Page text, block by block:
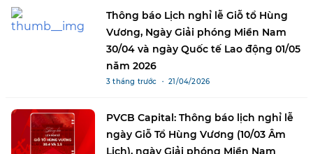
Thông báo Lịch nghỉ lễ Giỗ tổ Hùng
Vương, Ngày Giải phóng Miền Nam
30/04 và ngày Quốc tế Lao động 01/05
năm 2026
3 tháng trước ・ 21/04/2026
PVCB Capital: Thông báo lịch nghỉ lễ
ngày Giỗ Tổ Hùng Vương (10/03 Âm
Lịch), ngày Giải phóng Miền Nam